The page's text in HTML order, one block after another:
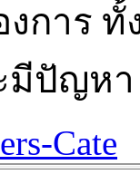
การ ทั้
มีปัญหา
Cate